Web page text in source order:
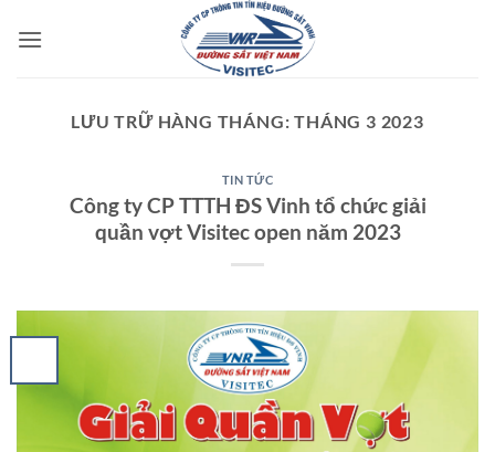
qua
LƯU TRỮ HÀNG THÁNG:THÁNG 3 2023
TIN TỨC
Công ty CP TTTH ĐS Vinh tổ chức giải
quần vợt Visitec open năm 2023